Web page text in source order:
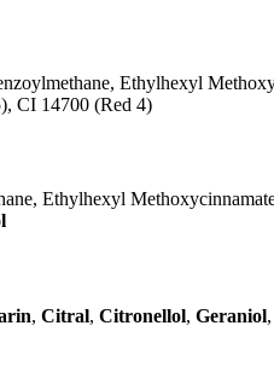
Ethylhexyl
CI 14700 (Red 4)
Ethylhexyl
, Citral, Citronellol, Geraniol